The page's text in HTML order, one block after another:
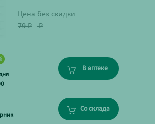
Цена без скидки
79₽ ₽
В аптеке
Со склада